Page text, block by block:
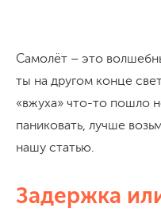
Самолёт – это
ты на другом конце
«вжуха» что-то пошло
паниковать, лучше
нашу статью.
Задержка